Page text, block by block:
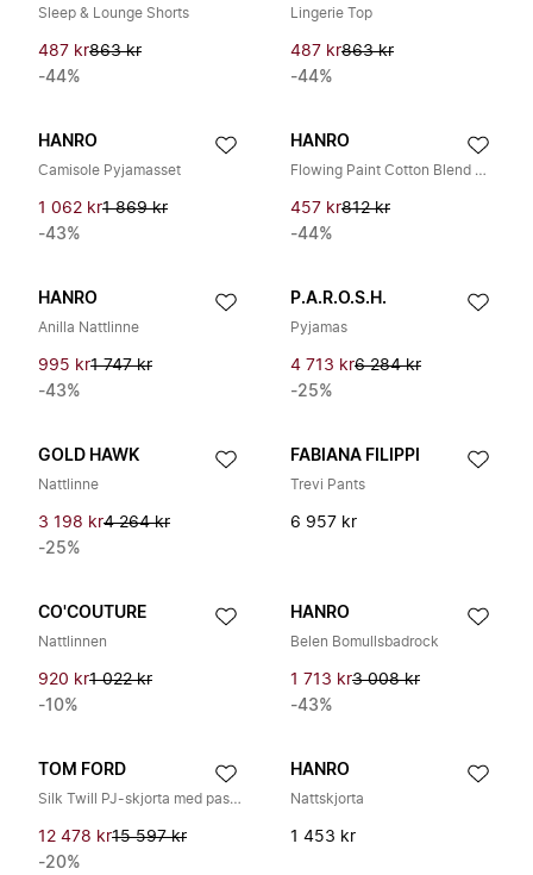
Sleep & Lounge Shorts
487 kr863 kr
-44%
Lingerie Top
487 kr863 kr
-44%
HANRO
Camisole Pyjamasset
1 062 kr1 869 kr
-43%
HANRO
Flowing Paint Cotton Blend Shorts
457 kr812 kr
-44%
HANRO
Anilla Nattlinne
995 kr1 747 kr
-43%
P.A.R.O.S.H.
Pyjamas
4 713 kr6 284 kr
-25%
GOLD HAWK
Nattlinne
3 198 kr4 264 kr
-25%
FABIANA FILIPPI
Trevi Pants
6 957 kr
CO'COUTURE
Nattlinnen
920 kr1 022 kr
-10%
HANRO
Belen Bomullsbadrock
1 713 kr3 008 kr
-43%
TOM FORD
Silk Twill PJ-skjorta med passpoaler och ton-i-ton broderad logga
12 478 kr15 597 kr
-20%
HANRO
Nattskjorta
1 453 kr